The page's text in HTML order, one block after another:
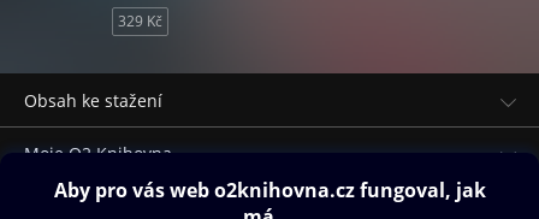
329 Kč
Obsah ke stažení
Moje O2 Knihovna
Další zábava